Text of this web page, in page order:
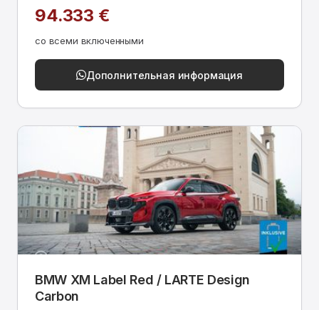
94.333 €
со всеми включенными
Дополнительная информация
BMW XM Label Red / LARTE Design
Carbon